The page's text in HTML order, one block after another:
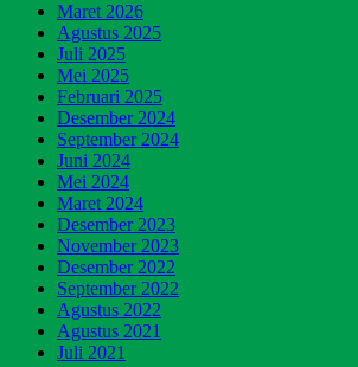
Maret 2026
Agustus 2025
Juli 2025
Mei 2025
Februari 2025
Desember 2024
September 2024
Juni 2024
Mei 2024
Maret 2024
Desember 2023
November 2023
Desember 2022
September 2022
Agustus 2022
Agustus 2021
Juli 2021